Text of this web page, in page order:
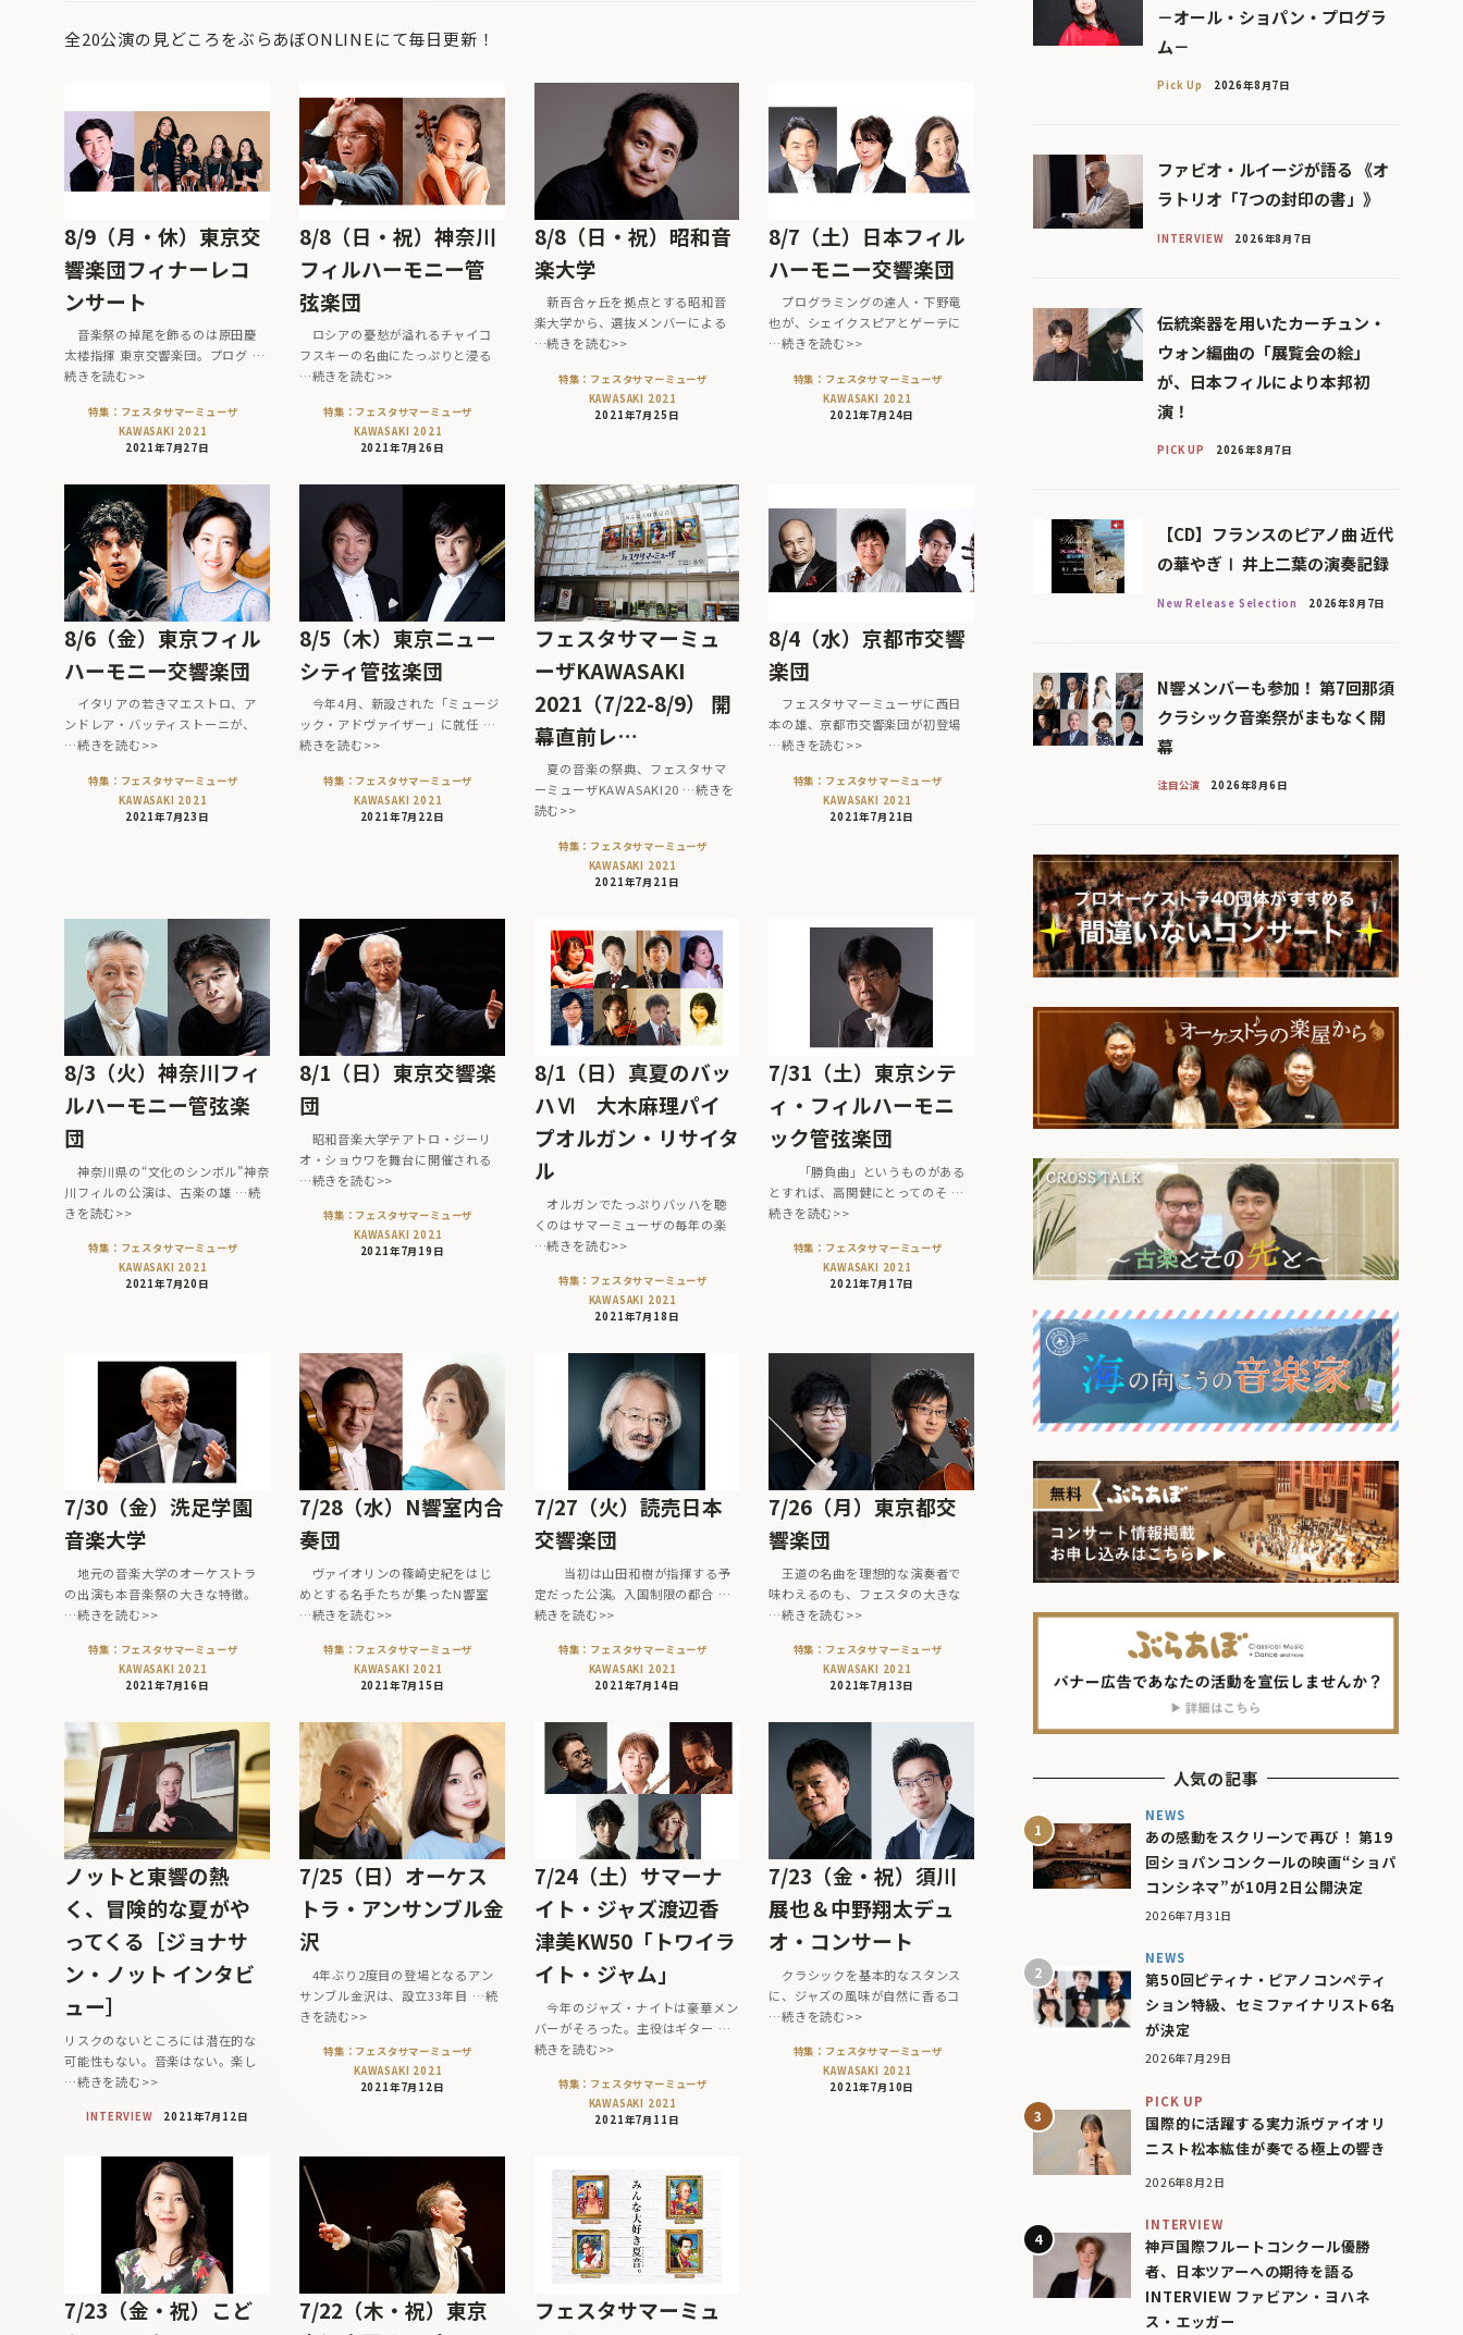
全20公演の見どころをぶらあぼONLINEにて毎日更新！
8/9（月・休）東京交
響楽団フィナーレコ
ンサート
音楽祭の掉尾を飾るのは原田慶
太楼指揮 東京交響楽団。プログ …
続きを読む>>
特集：フェスタサマーミューザ
KAWASAKI 2021
2021年7月27日
8/8（日・祝）神奈川
フィルハーモニー管
弦楽団
ロシアの憂愁が溢れるチャイコ
フスキーの名曲にたっぷりと浸る
…続きを読む>>
特集：フェスタサマーミューザ
KAWASAKI 2021
2021年7月26日
8/8（日・祝）昭和音
楽大学
新百合ヶ丘を拠点とする昭和音
楽大学から、選抜メンバーによる
…続きを読む>>
特集：フェスタサマーミューザ
KAWASAKI 2021
2021年7月25日
8/7（土）日本フィル
ハーモニー交響楽団
プログラミングの達人・下野竜
也が、シェイクスピアとゲーテに
…続きを読む>>
特集：フェスタサマーミューザ
KAWASAKI 2021
2021年7月24日
8/6（金）東京フィル
ハーモニー交響楽団
イタリアの若きマエストロ、ア
ンドレア・バッティストーニが、
…続きを読む>>
特集：フェスタサマーミューザ
KAWASAKI 2021
2021年7月23日
8/5（木）東京ニュー
シティ管弦楽団
今年4月、新設された「ミュージ
ック・アドヴァイザー」に就任 …
続きを読む>>
特集：フェスタサマーミューザ
KAWASAKI 2021
2021年7月22日
フェスタサマーミュ
ーザKAWASAKI
2021（7/22-8/9） 開
幕直前レ…
夏の音楽の祭典、フェスタサマ
ーミューザKAWASAKI20 …続きを
読む>>
特集：フェスタサマーミューザ
KAWASAKI 2021
2021年7月21日
8/4（水）京都市交響
楽団
フェスタサマーミューザに西日
本の雄、京都市交響楽団が初登場
…続きを読む>>
特集：フェスタサマーミューザ
KAWASAKI 2021
2021年7月21日
8/3（火）神奈川フィ
ルハーモニー管弦楽
団
神奈川県の“文化のシンボル”神奈
川フィルの公演は、古楽の雄 …続
きを読む>>
特集：フェスタサマーミューザ
KAWASAKI 2021
2021年7月20日
8/1（日）東京交響楽
団
昭和音楽大学テアトロ・ジーリ
オ・ショウワを舞台に開催される
…続きを読む>>
特集：フェスタサマーミューザ
KAWASAKI 2021
2021年7月19日
8/1（日）真夏のバッ
ハⅥ 大木麻理パイ
プオルガン・リサイタ
ル
オルガンでたっぷりバッハを聴
くのはサマーミューザの毎年の楽
…続きを読む>>
特集：フェスタサマーミューザ
KAWASAKI 2021
2021年7月18日
7/31（土）東京シテ
ィ・フィルハーモニ
ック管弦楽団
「勝負曲」というものがある
とすれば、高関健にとってのそ …
続きを読む>>
特集：フェスタサマーミューザ
KAWASAKI 2021
2021年7月17日
7/30（金）洗足学園
音楽大学
地元の音楽大学のオーケストラ
の出演も本音楽祭の大きな特徴。
…続きを読む>>
特集：フェスタサマーミューザ
KAWASAKI 2021
2021年7月16日
7/28（水）N響室内合
奏団
ヴァイオリンの篠崎史紀をはじ
めとする名手たちが集ったN響室
…続きを読む>>
特集：フェスタサマーミューザ
KAWASAKI 2021
2021年7月15日
7/27（火）読売日本
交響楽団
当初は山田和樹が指揮する予
定だった公演。入国制限の都合 …
続きを読む>>
特集：フェスタサマーミューザ
KAWASAKI 2021
2021年7月14日
7/26（月）東京都交
響楽団
王道の名曲を理想的な演奏者で
味わえるのも、フェスタの大きな
…続きを読む>>
特集：フェスタサマーミューザ
KAWASAKI 2021
2021年7月13日
ノットと東響の熱
く、冒険的な夏がや
ってくる［ジョナサ
ン・ノット インタビ
ュー］
リスクのないところには潜在的な
可能性もない。音楽はない。楽し
…続きを読む>>
INTERVIEW 2021年7月12日
7/25（日）オーケス
トラ・アンサンブル金
沢
4年ぶり2度目の登場となるアン
サンブル金沢は、設立33年目 …続
きを読む>>
特集：フェスタサマーミューザ
KAWASAKI 2021
2021年7月12日
7/24（土）サマーナ
イト・ジャズ渡辺香
津美KW50「トワイラ
イト・ジャム」
今年のジャズ・ナイトは豪華メン
バーがそろった。主役はギター …
続きを読む>>
特集：フェスタサマーミューザ
KAWASAKI 2021
2021年7月11日
7/23（金・祝）須川
展也＆中野翔太デュ
オ・コンサート
クラシックを基本的なスタンス
に、ジャズの風味が自然に香るコ
…続きを読む>>
特集：フェスタサマーミューザ
KAWASAKI 2021
2021年7月10日
7/23（金・祝）こど
7/22（木・祝）東京
フェスタサマーミュ
－オール・ショパン・プログラ
ム－
Pick Up 2026年8月7日
ファビオ・ルイージが語る 《オ
ラトリオ「7つの封印の書」》
INTERVIEW 2026年8月7日
伝統楽器を用いたカーチュン・
ウォン編曲の「展覧会の絵」
が、日本フィルにより本邦初
演！
PICK UP 2026年8月7日
【CD】フランスのピアノ曲 近代
の華やぎⅠ 井上二葉の演奏記録
New Release Selection 2026年8月7日
N響メンバーも参加！ 第7回那須
クラシック音楽祭がまもなく開
幕
注目公演 2026年8月6日
人気の記事
NEWS
あの感動をスクリーンで再び！ 第19
回ショパンコンクールの映画“ショパ
コンシネマ”が10月2日公開決定
2026年7月31日
NEWS
第50回ピティナ・ピアノコンペティ
ション特級、セミファイナリスト6名
が決定
2026年7月29日
PICK UP
国際的に活躍する実力派ヴァイオリ
ニスト松本紘佳が奏でる極上の響き
2026年8月2日
INTERVIEW
神戸国際フルートコンクール優勝
者、日本ツアーへの期待を語る
INTERVIEW ファビアン・ヨハネ
ス・エッガー